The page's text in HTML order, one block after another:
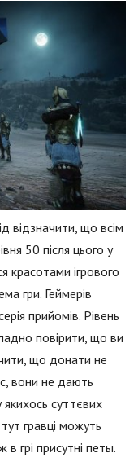
відзначити, що всім
50 після цього у
красотами ігрового
гри. Геймерів
прийомів. Рівень
повірити, що ви
що донати не
вони не дають
якихось суттєвих
гравці можуть
грі присутні петы.